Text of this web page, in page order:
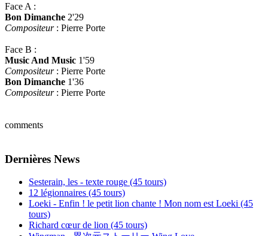
Face A :
Bon Dimanche 2'29
Compositeur: Pierre Porte
Face B :
Music And Music 1'59
Compositeur: Pierre Porte
Bon Dimanche 1'36
Compositeur: Pierre Porte
comments
Dernières News
Sesterain, les - texte rouge (45 tours)
12 légionnaires (45 tours)
Loeki - Enfin ! le petit lion chante ! Mon nom est Loeki (45
tours)
Richard cœur de lion (45 tours)